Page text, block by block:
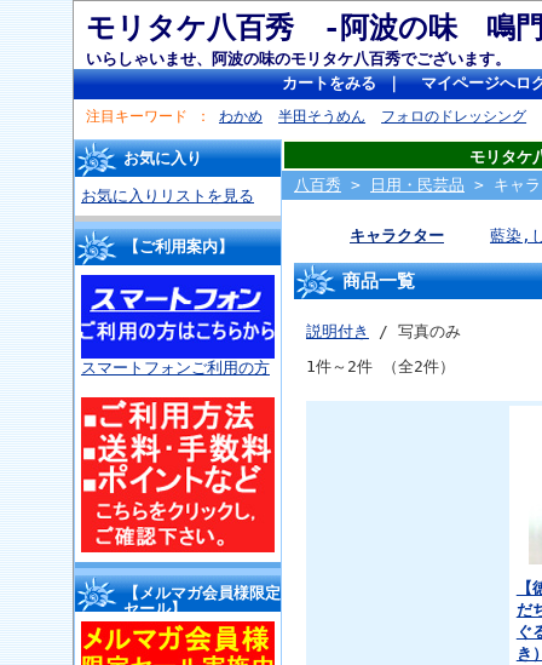
モリタケ八百秀 -阿波の味
いらしゃいませ、阿波の味のモリタケ八百秀でございます。
カートをみる｜ マイページへロ
注目キーワード わかめ 半田そうめん フォロのドレッシング
お気に入り
お気に入りリストを見る
【ご利用案内】
スマートフォンご利用の方
【メルマガ会員様限定
セール】
モリタケ
八百秀 > 日用・民芸品 > キャラ
キャラクター 藍染,
商品一覧
説明付き
/ 写真のみ
1件～2件 （全2件）
だ
ぐ
き